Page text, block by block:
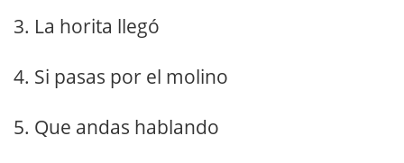
3. La horita llegó
4. Si pasas por el molino
5. Que andas hablando